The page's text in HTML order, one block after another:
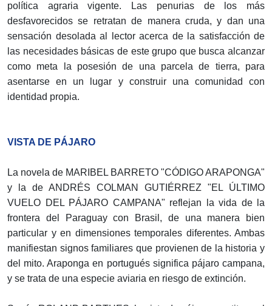
política agraria vigente. Las penurias de los más
desfavorecidos se retratan de manera cruda, y dan una
sensación desolada al lector acerca de la satisfacción de
las necesidades básicas de este grupo que busca alcanzar
como meta la posesión de una parcela de tierra, para
asentarse en un lugar y construir una comunidad con
identidad propia.
VISTA DE PÁJARO
La novela de MARIBEL BARRETO "CÓDIGO ARAPONGA"
y la de ANDRÉS COLMAN GUTIÉRREZ "EL ÚLTIMO
VUELO DEL PÁJARO CAMPANA" reflejan la vida de la
frontera del Paraguay con Brasil, de una manera bien
particular y en dimensiones temporales diferentes. Ambas
manifiestan signos familiares que provienen de la historia y
del mito. Araponga en portugués significa pájaro campana,
y se trata de una especie aviaria en riesgo de extinción.